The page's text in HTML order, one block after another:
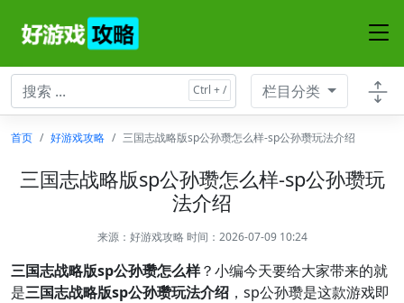
栏目分类
首页 好游戏攻略 三国志战略版sp公孙瓒怎么样-sp公孙瓒玩法介绍
三国志战略版sp公孙瓒怎么样-sp公孙瓒玩
法介绍
来源： 好游戏攻略时间：2026-07-09 10:24
三国志战略版sp公孙瓒怎么样？小编今天要给大家带来的就
是三国志战略版sp公孙瓒玩法介绍 ，sp公孙瓒是这款游戏即